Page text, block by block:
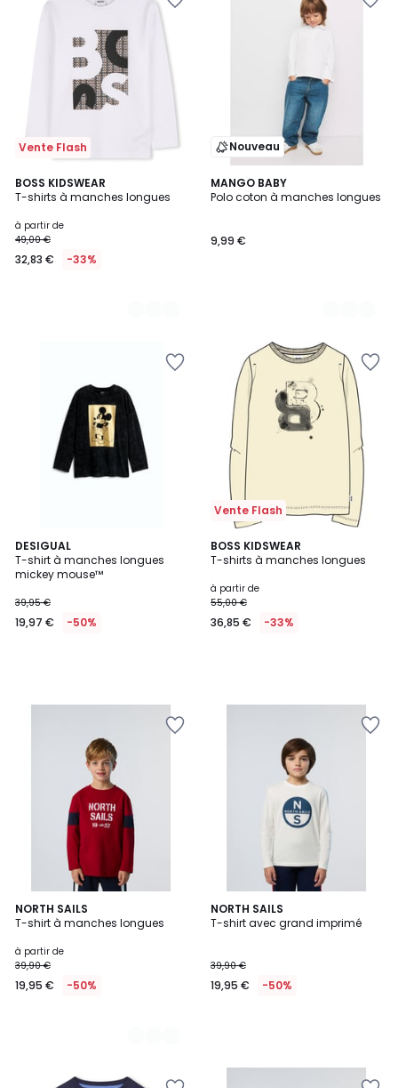
Vente Flash
BOSS KIDSWEAR
T-shirts à manches longues
à partir de
49,00 €
32,83 € -33%
2
Couleurs
Nouveau
MANGO BABY
Polo coton à manches longues
9,99 €
2
Couleurs
DESIGUAL
T-shirt à manches longues
mickey mouse™
39,95 €
19,97 € -50%
Vente Flash
BOSS KIDSWEAR
T-shirts à manches longues
à partir de
55,00 €
36,85 € -33%
NORTH SAILS
T-shirt à manches longues
à partir de
39,90 €
19,95 € -50%
2
Couleurs
NORTH SAILS
T-shirt avec grand imprimé
39,90 €
19,95 € -50%